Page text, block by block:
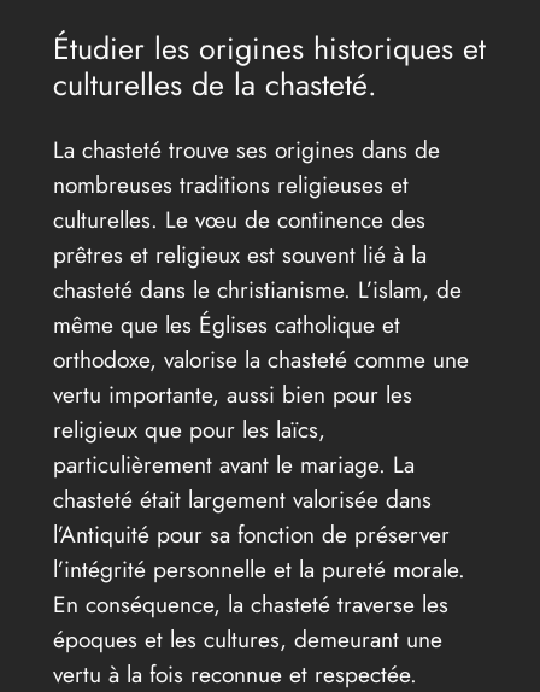
Étudier les origines historiques et
culturelles de la chasteté.
La chasteté trouve ses origines dans de
nombreuses traditions religieuses et
culturelles. Le vœu de continence des
prêtres et religieux est souvent lié à la
chasteté dans le christianisme. L’islam, de
même que les Églises catholique et
orthodoxe, valorise la chasteté comme une
vertu importante, aussi bien pour les
religieux que pour les laïcs,
particulièrement avant le mariage. La
chasteté était largement valorisée dans
l’Antiquité pour sa fonction de préserver
l’intégrité personnelle et la pureté morale.
En conséquence, la chasteté traverse les
époques et les cultures, demeurant une
vertu à la fois reconnue et respectée.